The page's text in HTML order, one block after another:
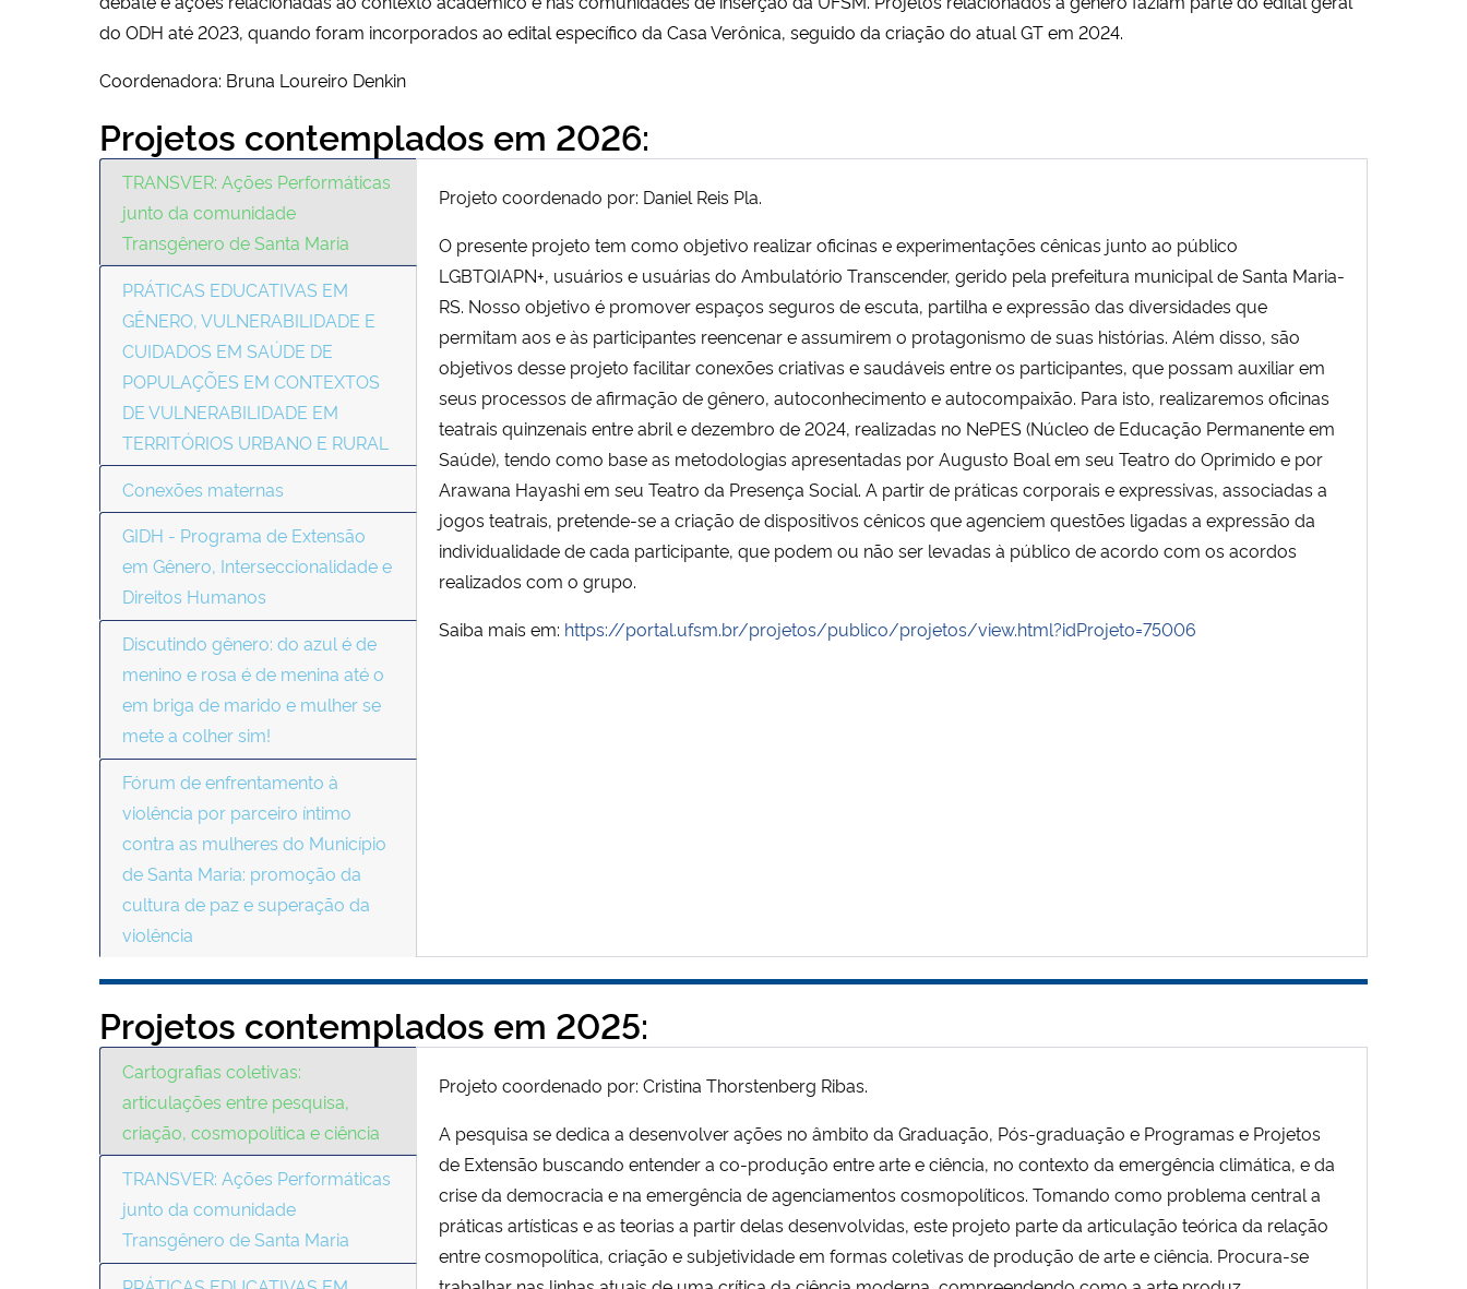
do ODH até 2023, quando foram incorporados ao edital específico da Casa Verônica, seguido da criação do atual GT em 2024.
Coordenadora: Bruna Loureiro Denkin
Projetos contemplados em 2026:
TRANSVER: Ações Performáticas
junto da comunidade
Transgênero de Santa Maria
PRÁTICAS EDUCATIVAS EM
GÊNERO, VULNERABILIDADE E
CUIDADOS EM SAÚDE DE
POPULAÇÕES EM CONTEXTOS
DE VULNERABILIDADE EM
TERRITÓRIOS URBANO E RURAL
Conexões maternas
GIDH - Programa de Extensão
em Gênero, Interseccionalidade e
Direitos Humanos
Discutindo gênero: do azul é de
menino e rosa é de menina até o
em briga de marido e mulher se
mete a colher sim!
Fórum de enfrentamento à
violência por parceiro íntimo
contra as mulheres do Município
de Santa Maria: promoção da
cultura de paz e superação da
violência
Projeto coordenado por: Daniel Reis Pla.
O presente projeto tem como objetivo realizar oficinas e experimentações cênicas junto ao público
LGBTQIAPN+, usuários e usuárias do Ambulatório Transcender, gerido pela prefeitura municipal de Santa Maria-
RS. Nosso objetivo é promover espaços seguros de escuta, partilha e expressão das diversidades que
permitam aos e às participantes reencenar e assumirem o protagonismo de suas histórias. Além disso, são
objetivos desse projeto facilitar conexões criativas e saudáveis entre os participantes, que possam auxiliar em
seus processos de afirmação de gênero, autoconhecimento e autocompaixão. Para isto, realizaremos oficinas
teatrais quinzenais entre abril e dezembro de 2024, realizadas no NePES (Núcleo de Educação Permanente em
Saúde), tendo como base as metodologias apresentadas por Augusto Boal em seu Teatro do Oprimido e por
Arawana Hayashi em seu Teatro da Presença Social. A partir de práticas corporais e expressivas, associadas a
jogos teatrais, pretende-se a criação de dispositivos cênicos que agenciem questões ligadas a expressão da
individualidade de cada participante, que podem ou não ser levadas à público de acordo com os acordos
realizados com o grupo.
Saiba mais em: https://portal.ufsm.br/projetos/publico/projetos/view.html?idProjeto=75006
Projetos contemplados em 2025:
Cartografias coletivas:
articulações entre pesquisa,
criação, cosmopolítica e ciência
TRANSVER: Ações Performáticas
junto da comunidade
Transgênero de Santa Maria
Projeto coordenado por: Cristina Thorstenberg Ribas.
A pesquisa se dedica a desenvolver ações no âmbito da Graduação, Pós-graduação e Programas e Projetos
de Extensão buscando entender a co-produção entre arte e ciência, no contexto da emergência climática, e da
crise da democracia e na emergência de agenciamentos cosmopolíticos. Tomando como problema central a
práticas artísticas e as teorias a partir delas desenvolvidas, este projeto parte da articulação teórica da relação
entre cosmopolítica, criação e subjetividade em formas coletivas de produção de arte e ciência. Procura-se